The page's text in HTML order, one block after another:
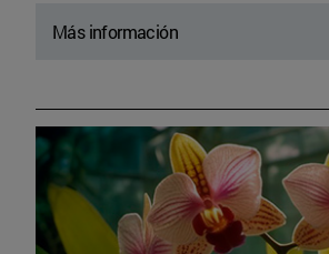
Más información